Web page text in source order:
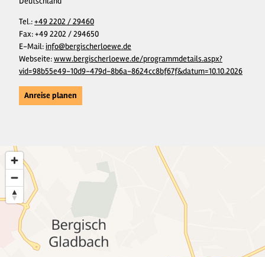
Tel.:+49 2202 / 29460
Fax:+49 2202 / 294650
E-Mail:info@bergischerloewe.de
Webseite:www.bergischerloewe.de/programmdetails.aspx?
vid=98b55e49-10d9-479d-8b6a-8624cc8bf67f&datum=10.10.2026
Anreise planen